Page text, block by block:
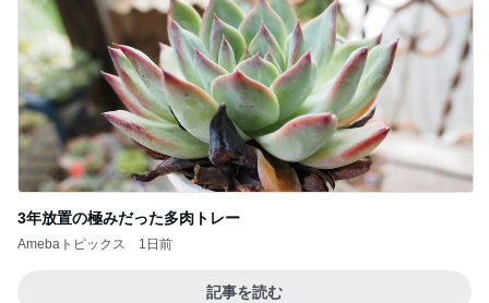
3年放置の極みだった多肉トレー
Amebaトピックス 1日前
記事を読む